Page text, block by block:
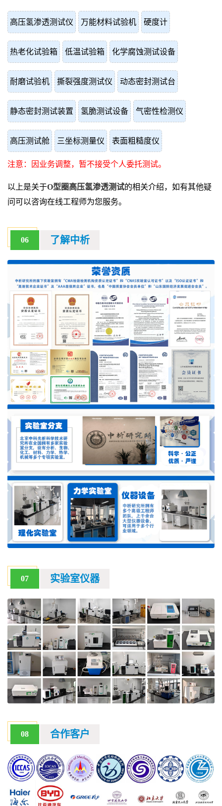
高压氢渗透测试仪 万能材料试验机 硬度计
热老化试验箱 低温试验箱 化学腐蚀测试设备
耐磨试验机 撕裂强度测试仪 动态密封测试台
静态密封测试装置 氢脆测试设备 气密性检测仪
高压测试舱 三坐标测量仪 表面粗糙度仪
注意：因业务调整，暂不接受个人委托测试。
以上是关于O型圈高压氢渗透测试的相关介绍，如有其他疑
问可以咨询在线工程师为您服务。
06 了解中析
07 实验室仪器
08 合作客户